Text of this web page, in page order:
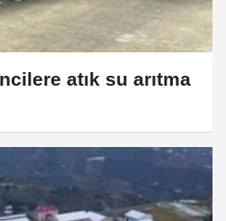
atık su arıtma